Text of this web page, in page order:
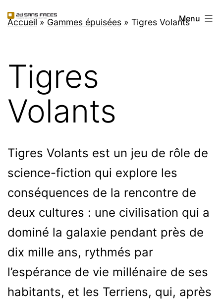
au
2d
Sans
Menu
Accueil»Gammes épuisées » Tigres Volants
Tigres
Volants
Tigres Volants est un jeu de rôle de
science-fiction qui explore les
conséquences de la rencontre de
deux cultures : une civilisation qui a
dominé la galaxie pendant près de
dix mille ans, rythmés par
l’espérance de vie millénaire de ses
habitants, et les Terriens, qui, après